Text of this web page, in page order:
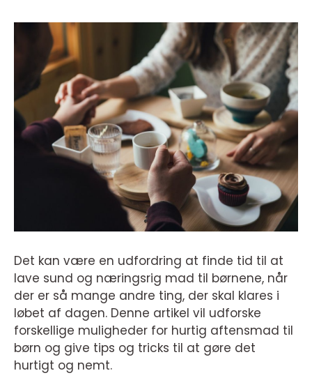
Det kan være en udfordring at finde tid til at
lave sund og næringsrig mad til børnene, når
der er så mange andre ting, der skal klares i
løbet af dagen. Denne artikel vil udforske
forskellige muligheder for hurtig aftensmad til
børn og give tips og tricks til at gøre det
hurtigt og nemt.